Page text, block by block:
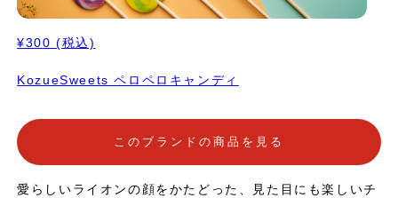
¥300 (税込)
KozueSweets ペロペロキャンディ
このブランドの商品を見る
愛らしいライオンの顔をかたどった、見た目にも楽しいチ